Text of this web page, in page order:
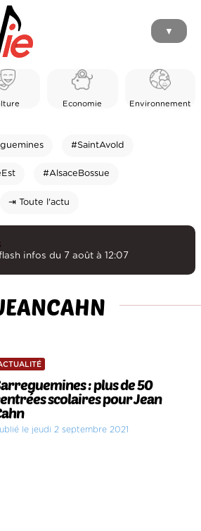
▼
Economie Environnement
#SaintAvold
#AlsaceBossue
⇥ Toute l'actu
infos du 7 août à 12:07
: plus de 50
scolaires pour Jean
le jeudi 2 septembre 2021